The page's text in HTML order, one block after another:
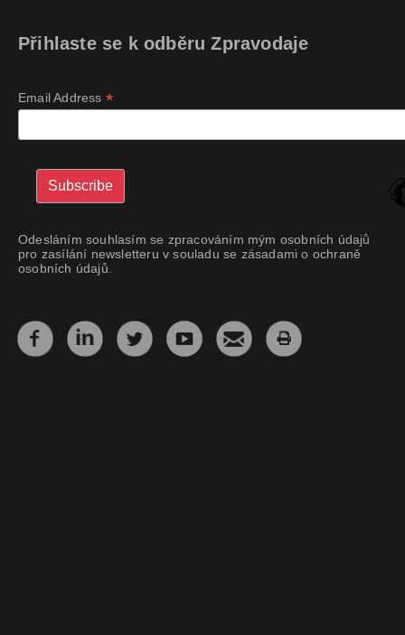
Přihlaste se k odběru Zpravodaje
Email Address *
Odesláním souhlasím se zpracováním mým osobních údajů
pro zasílání newsletteru v souladu se zásadami o ochraně
osobních údajů.